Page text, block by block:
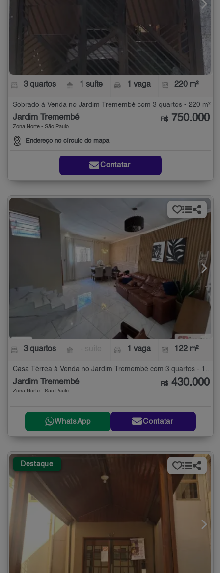
3 quartos 1 suíte 1 vaga 220 m²
Sobrado à Venda no Jardim Tremembé com 3 quartos - 220 m²
Jardim Tremembé
Zona Norte - São Paulo
Endereço no círculo do mapa
R$ 750.000
Contatar
3 quartos 1 vaga 122 m²
Casa Térrea à Venda no Jardim Tremembé com 3 quartos - 122 m²
Jardim Tremembé
Zona Norte - São Paulo
R$ 430.000
WhatsApp Contatar
Destaque